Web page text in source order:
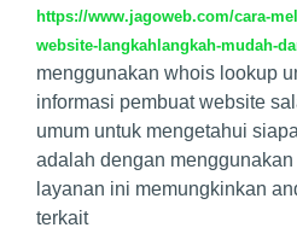
https://www.jagoweb.com/cara-
website-langkahlangkah-mudah-
menggunakan whois lookup
informasi pembuat website
umum untuk mengetahui
adalah dengan
layanan ini memungkinkan
terkait